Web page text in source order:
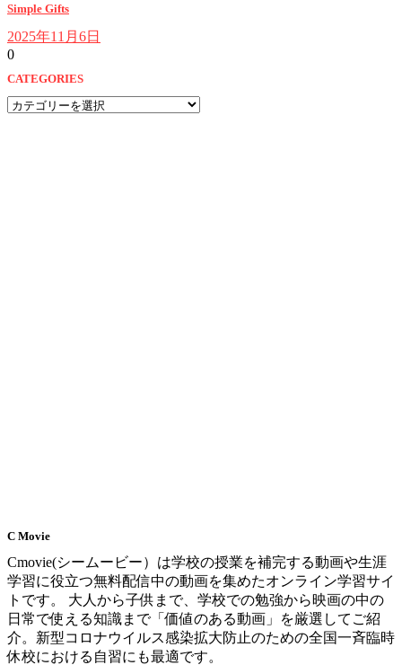
Simple Gifts
2025年11月6日
0
CATEGORIES
CATEGORIES
C Movie
Cmovie(シームービー）は学校の授業を補完する動画や生涯
学習に役立つ無料配信中の動画を集めたオンライン学習サイ
トです。 大人から子供まで、学校での勉強から映画の中の
日常で使える知識まで「価値のある動画」を厳選してご紹
介。新型コロナウイルス感染拡大防止のための全国一斉臨時
休校における自習にも最適です。